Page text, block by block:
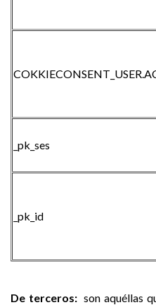
_pk_ses
_pk_id
De terceros: son aquéllas